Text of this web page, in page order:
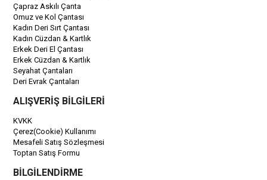
Çapraz Askılı Çanta
Omuz ve Kol Çantası
Kadın Deri Sırt Çantası
Kadın Cüzdan & Kartlık
Erkek Deri El Çantası
Erkek Cüzdan & Kartlık
Seyahat Çantaları
Deri Evrak Çantaları
ALIŞVERİŞ BİLGİLERİ
KVKK
Çerez(Cookie) Kullanımı
Mesafeli Satış Sözleşmesi
Toptan Satış Formu
BİLGİLENDİRME